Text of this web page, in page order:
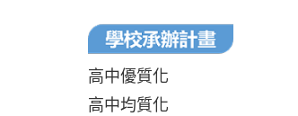
高中優質化
高中均質化